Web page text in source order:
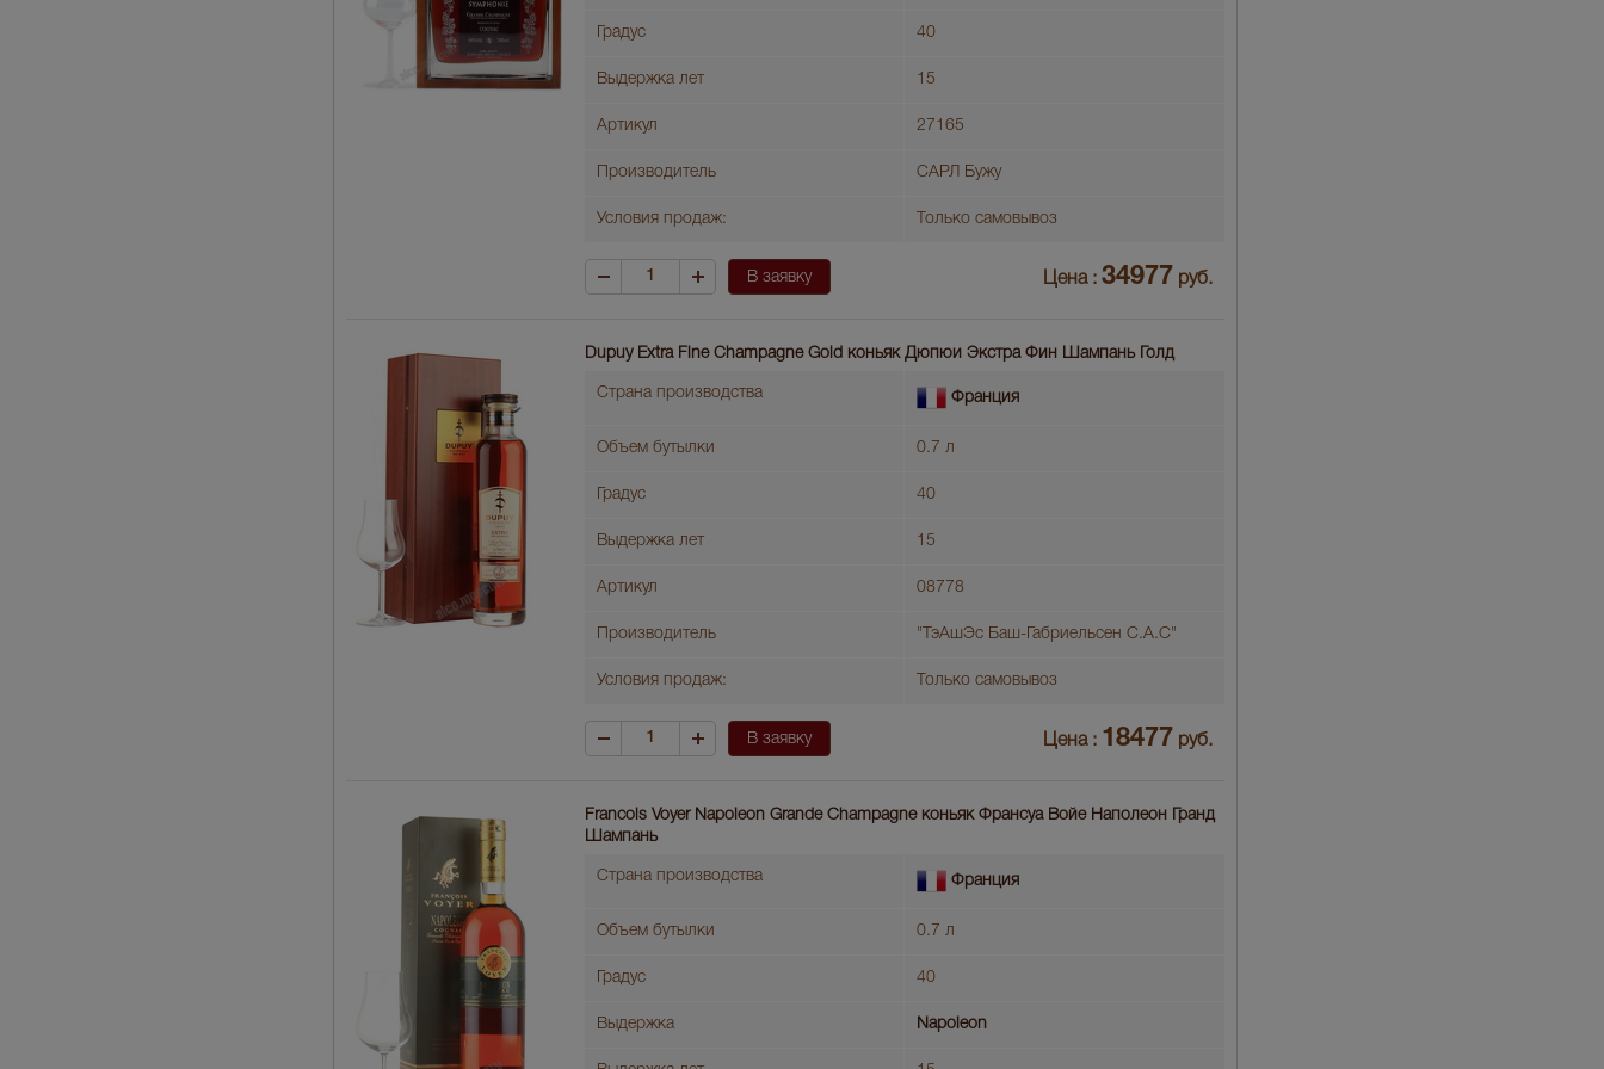
Градус 40
Выдержка лет 15
Артикул 27165
Производитель САРЛ Бужу
Условия продаж: Только самовывоз
В заявку Цена : 34977 руб.
Dupuy Extra Fine Champagne Gold коньяк Дюпюи Экстра Фин Шампань Голд
Страна производства Франция
Объем бутылки 0.7 л
Градус 40
Выдержка лет 15
Артикул 08778
Производитель "ТэАшЭс Баш-Габриельсен С.А.С"
Условия продаж: Только самовывоз
В заявку Цена : 18477 руб.
Francois Voyer Napoleon Grande Champagne коньяк Франсуа Войе Наполеон Гранд
Шампань
Страна производства Франция
Объем бутылки 0.7 л
Градус 40
Выдержка Napoleon